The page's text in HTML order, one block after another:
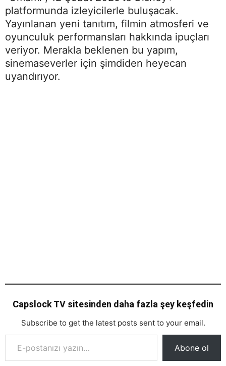
platformunda izleyicilerle buluşacak.
Yayınlanan yeni tanıtım, filmin atmosferi ve
oyunculuk performansları hakkında ipuçları
veriyor. Merakla beklenen bu yapım,
sinemaseverler için şimdiden heyecan
uyandırıyor.
Capslock TV sitesinden daha fazla şey keşfedin
Subscribe to get the latest posts sent to your email.
E-postanızı yazın…
Abone ol